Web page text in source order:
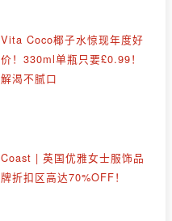
Vita Coco椰子水惊现年度好
价！330ml单瓶只要£0.99！
解渴不腻口
Coast | 英国优雅女士服饰品
牌折扣区高达70%OFF！